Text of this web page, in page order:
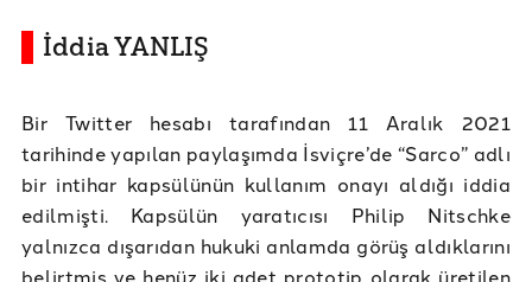
İddia YANLIŞ
Bir Twitter hesabı tarafından 11 Aralık 2021
tarihinde yapılan paylaşımda İsviçre’de “Sarco” adlı
bir intihar kapsülünün kullanım onayı aldığı iddia
edilmişti. Kapsülün yaratıcısı Philip Nitschke
yalnızca dışarıdan hukuki anlamda görüş aldıklarını
belirtmiş ve henüz iki adet prototip olarak üretilen